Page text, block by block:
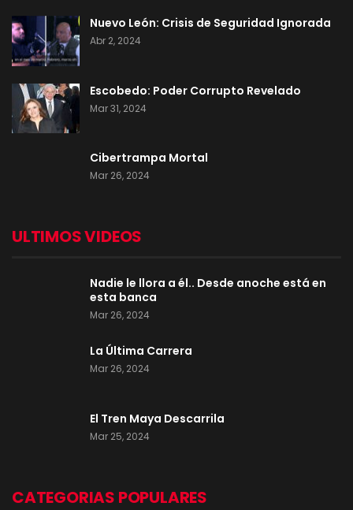
Nuevo León: Crisis de Seguridad Ignorada
Abr 2, 2024
Escobedo: Poder Corrupto Revelado
Mar 31, 2024
Cibertrampa Mortal
Mar 26, 2024
ULTIMOS VIDEOS
Nadie le llora a él.. Desde anoche está en
esta banca
Mar 26, 2024
La Última Carrera
Mar 26, 2024
El Tren Maya Descarrila
Mar 25, 2024
CATEGORIAS POPULARES